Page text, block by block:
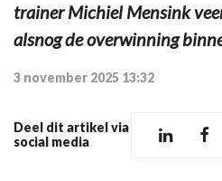
trainer Michiel Mensink
alsnog de overwinning
3 november 2025 13:32
Deel dit artikel via
social media